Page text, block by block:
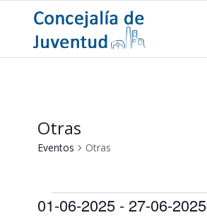
Otras
Eventos Otras
Eventos
01-06-2025 - 27-06-2025